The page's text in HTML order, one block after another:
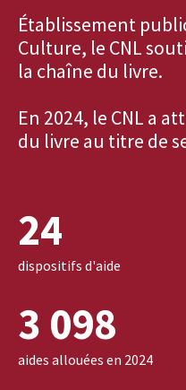
Établissement
Culture, le CNL
la chaîne du livre.
En 2024, le CNL a
du livre au titre de
24
dispositifs d'aide
3 098
aides allouées en 2024